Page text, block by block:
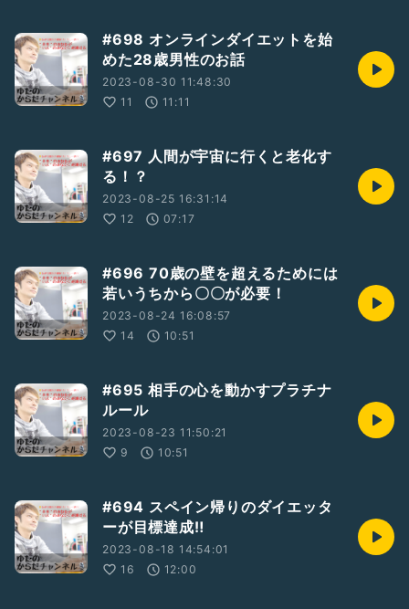
#698 オンラインダイエットを始
めた28歳男性のお話
2023-08-30 11:48:30
11
11:11
#697 人間が宇宙に行くと老化す
る！？
2023-08-25 16:31:14
12
07:17
#696 70歳の壁を超えるためには
若いうちから〇〇が必要！
2023-08-24 16:08:57
14
10:51
#695 相手の心を動かすプラチナ
ルール
2023-08-23 11:50:21
9
10:51
#694 スペイン帰りのダイエッタ
ーが目標達成‼️
2023-08-18 14:54:01
16
12:00